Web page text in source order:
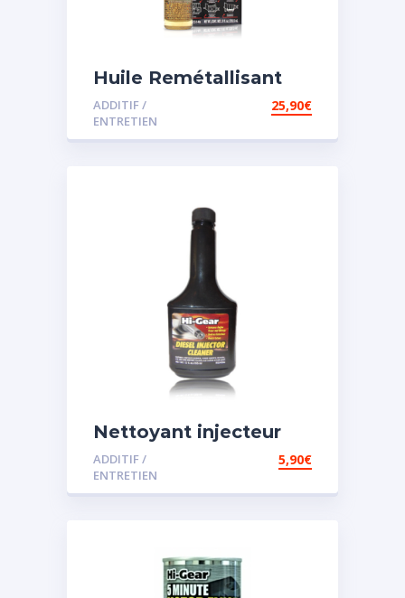
Huile Remétallisant
Moteur SMT2
ADDITIF /
ENTRETIEN
25,90€
Nettoyant injecteur
diesel
ADDITIF /
ENTRETIEN
5,90€